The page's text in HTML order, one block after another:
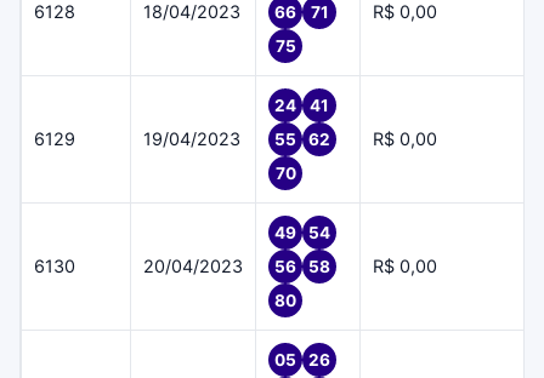
6128 18/04/2023
66
71
75
R$ 0,00
6129 19/04/2023
24
41
55
62
70
R$ 0,00
6130 20/04/2023
49
54
56
58
80
R$ 0,00
05 26